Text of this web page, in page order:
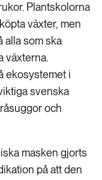
Plantskolorna
växter, men
alla som ska
växterna.
ekosystemet i
svenska
och
masken gjorts
på att den